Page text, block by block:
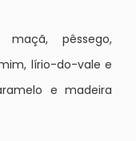
pêssego,
lírio-do-vale e
e madeira